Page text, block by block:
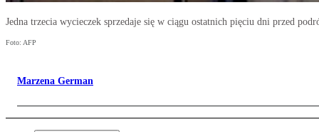
Jedna trzecia wycieczek sprzedaje się w ciągu ostatnich pięciu dni przed
Foto: AFP
Marzena German